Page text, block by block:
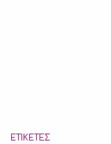
ΕΤΙΚΈΤΕΣ